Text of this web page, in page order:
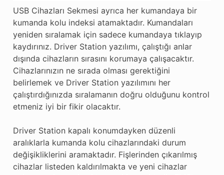
USB Cihazları Sekmesi ayrıca her kumandaya bir
kumanda kolu indeksi atamaktadır. Kumandaları
yeniden sıralamak için sadece kumandaya tıklayıp
kaydırınız. Driver Station yazılımı, çalıştığı anlar
dışında cihazların sırasını korumaya çalışacaktır.
Cihazlarınızın ne sırada olması gerektiğini
belirlemek ve Driver Station yazılımını her
çalıştırdığınızda sıralamanın doğru olduğunu kontrol
etmeniz iyi bir fikir olacaktır.
Driver Station kapalı konumdayken düzenli
aralıklarla kumanda kolu cihazlarındaki durum
değişikliklerini aramaktadır. Fişlerinden çıkarılmış
cihazlar listeden kaldırılmakta ve yeni cihazlar